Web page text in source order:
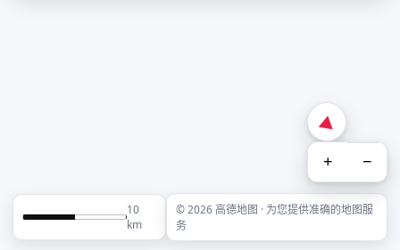
+ −
10
km
© 2026 高德地图 · 为您提供准确的地图服
务